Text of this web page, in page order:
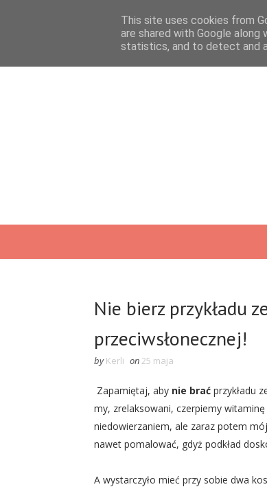
Nie bierz przykładu
przeciwsłonecznej!
by Kerli on25 maja
Zapamiętaj, aby nie brać przykładu
my, zrelaksowani, czerpiemy witaminę
niedowierzaniem, ale zaraz potem
nawet pomalować, gdyż podkład
A wystarczyło mieć przy sobie dwa
This site uses cookies from
are shared with Google
statistics, and to detect and